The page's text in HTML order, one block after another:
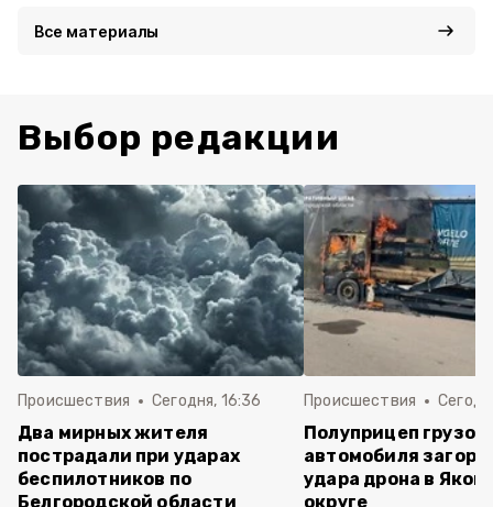
Все материалы
Выбор редакции
Происшествия Сегодня, 16:36
Два мирных жителя
пострадали при ударах
беспилотников по
Белгородской области
Происшествия
Полуприцеп
автомобиля
удара дрона в
округе